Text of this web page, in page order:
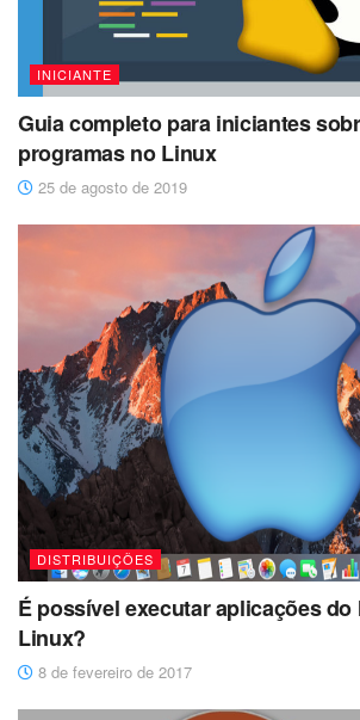
INICIANTE
Guia completo para iniciantes
programas no Linux
25 de agosto de 2019
DISTRIBUIÇÕES
É possível executar aplicações do
Linux?
8 de fevereiro de 2017